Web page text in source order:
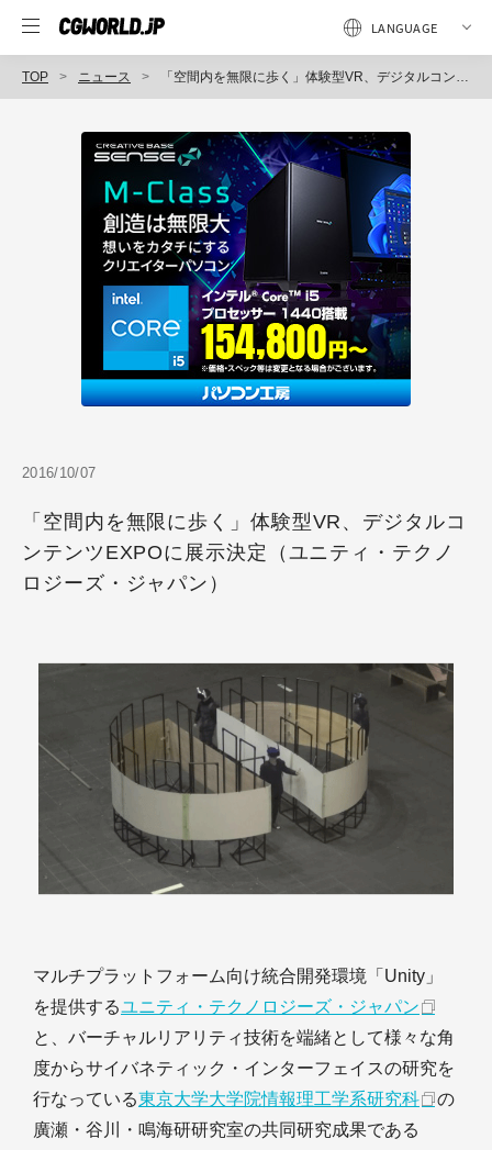
TOP ニュース 「空間内を無限に歩く」体験型VR、デジタルコンテンツEXPOに展示決定（ユニティ・テクノロジーズ・ジャパン）
2016/10/07
「空間内を無限に歩く」体験型VR、デジタルコ
ンテンツEXPOに展示決定（ユニティ・テクノ
ロジーズ・ジャパン）
マルチプラットフォーム向け統合開発環境「Unity」
を提供するユニティ・テクノロジーズ・ジャパン
と、バーチャルリアリティ技術を端緒として様々な角
度からサイバネティック・インターフェイスの研究を
行なっている東京大学大学院情報理工学系研究科
の
廣瀬・谷川・鳴海研研究室の共同研究成果である